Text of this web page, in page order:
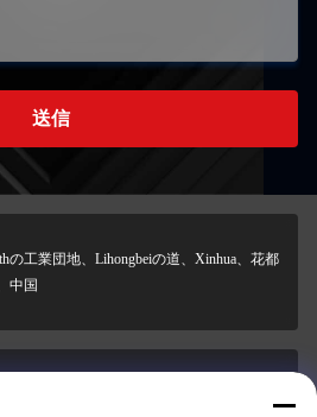
送信
の工業団地、Lihongbeiの道、Xinhua、花都
中国